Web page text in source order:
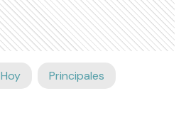
Hoy Principales